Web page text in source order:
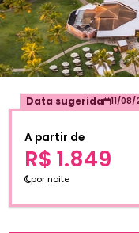
Data sugerida 11/08/
A partir de
R$ 1.849
por noite